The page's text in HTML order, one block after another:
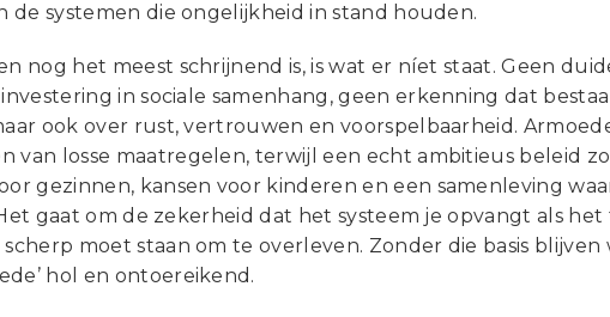
de systemen die ongelijkheid in stand houden.
nog het meest schrijnend is, is wat er níet staat. Geen
in sociale samenhang, geen erkenning dat
ook over rust, vertrouwen en voorspelbaarheid.
van losse maatregelen, terwijl een echt ambitieus beleid
gezinnen, kansen voor kinderen en een samenleving
gaat om de zekerheid dat het systeem je opvangt als
moet staan om te overleven. Zonder die basis blijven
hol en ontoereikend.